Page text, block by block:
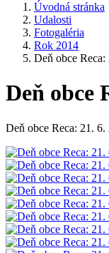
Úvodná stránka
Udalosti
Fotogaléria
Rok 2014
Deň obce
Deň obce
Deň obce Reca: 21. 6.